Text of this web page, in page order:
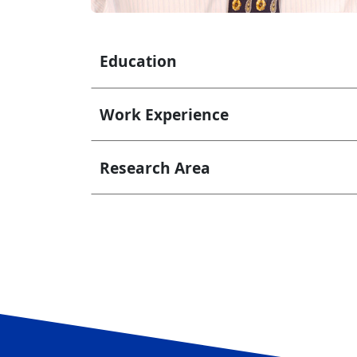
Education
Work Experience
Research Area